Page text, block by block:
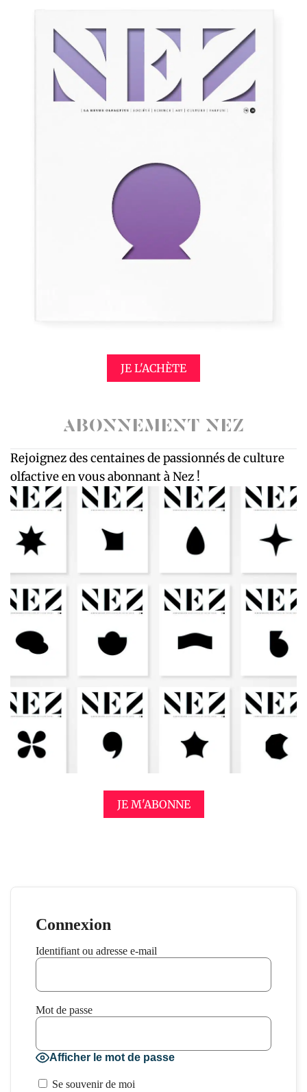
JE L'ACHÈTE
ABONNEMENT NEZ
Rejoignez des centaines de passionnés de culture
olfactive en vous abonnant à Nez !
JE M'ABONNE
Connexion
Identifiant ou adresse e-mail
Mot de passe
Afficher le mot de passe
Se souvenir de moi